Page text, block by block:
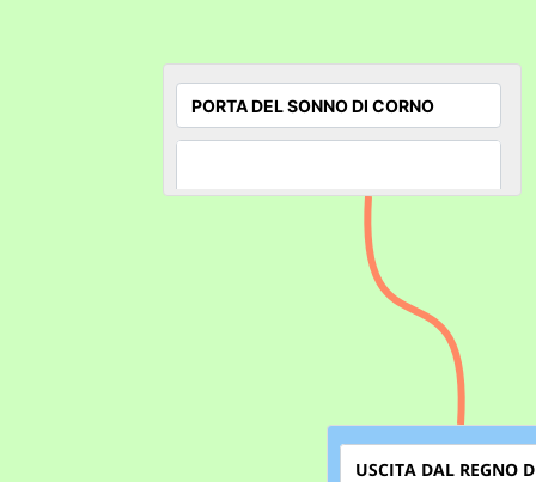
USCITA DAL REGNO